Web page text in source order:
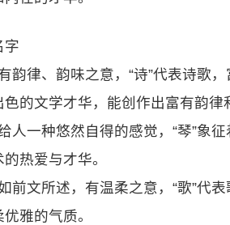
字
韵律、韵味之意，“诗”代表诗歌
的文学才华，能创作出富有韵律
人一种悠然自得的感觉，“琴”象
热爱与才华。
前文所述，有温柔之意，“歌”代
雅的气质。